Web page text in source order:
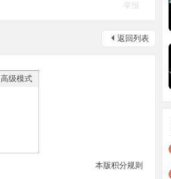
举报
返回列表
高级模式
本版积分规则